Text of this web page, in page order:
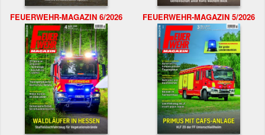
FEUERWEHR-MAGAZIN 6/2026 FEUERWEHR-MAGAZIN 5/2026